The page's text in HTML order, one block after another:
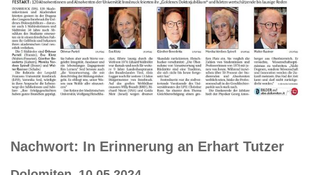
Nachwort: In Erinnerung an Erhart Tutzer